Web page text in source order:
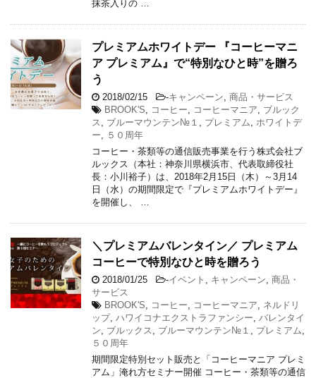
抹茶入りの …
プレミアムホワイトデー 『コーヒーマニ
ア プレミアム』で“特別なひと時”を贈ろ
う
2018/02/15 -キャンペーン 商品・サービス
BROOK'S
コーヒー コーヒーマニア
ブルック
ス
ブルーマウンテン№１ プレミアム
ホワイトデ
ー
５０周年
コーヒー・茶類等の通信販売事業を行う株式会社ブ
ルックス（本社：神奈川県横浜市、代表取締役社
長：小川裕子）は、2018年2月15日（木）～3月14
日（水）の期間限定で『プレミアムホワイトデー』
を開催し、 …
＼プレミアムバレンタイン／ プレミアム
コーヒーで特別なひと時を贈ろう
2018/01/25 -イベント キャンペーン 商品・
サービス
BROOK'S
コーヒー コーヒーマニア
ネルドリ
ップ, ハワイコナエクストラファンシー
バレンタイ
ン
ブルックス ブルーマウンテン№１ プレミアム
５０周年
期間限定特別セット販売と「コーヒーマニア プレミ
アム」淹れ方セミナー開催 コーヒー・茶類等の通信